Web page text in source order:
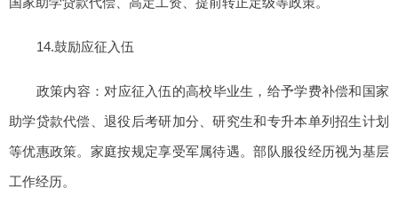
14.鼓励应征入伍
政策内容：对应征入伍的高校毕业生，给予学费补偿和国家
助学贷款代偿、退役后考研加分、研究生和专升本单列招生计划
等优惠政策。家庭按规定享受军属待遇。部队服役经历视为基层
工作经历。